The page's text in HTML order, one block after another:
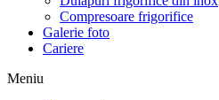
Compresoare frigorifice
Galerie foto
Cariere
Meniu